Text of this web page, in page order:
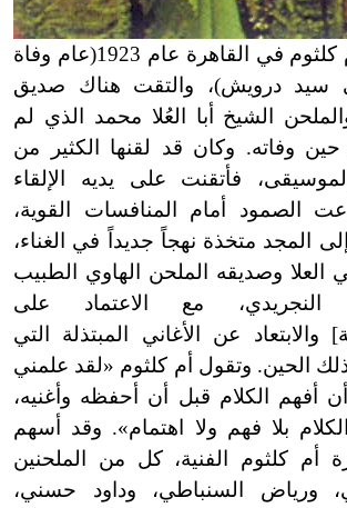
استقرت أم كلثوم في القاهرة عام 1923(عام وفاة
سيد درويش)، والتقت هناك صديق
الشيخ أبا العُلا محمد الذي لم
وفاته. وكان قد لقنها الكثير من
فأتقنت على يديه الإلقاء
الصمود أمام المنافسات القوية،
المجد متخذة نهجاً جديداً في الغناء،
العلا وصديقه الملحن الهاوي الطبيب
مع الاعتماد على
والابتعاد عن الأغاني المبتذلة التي
الحين. وتقول أم كلثوم «لقد علمني
أن أفهم الكلام قبل أن أحفظه وأغنيه،
بلا فهم ولا اهتمام». وقد أسهم
أم كلثوم الفنية، كل من الملحنين
ورياض السنباطي، وداود حسني،